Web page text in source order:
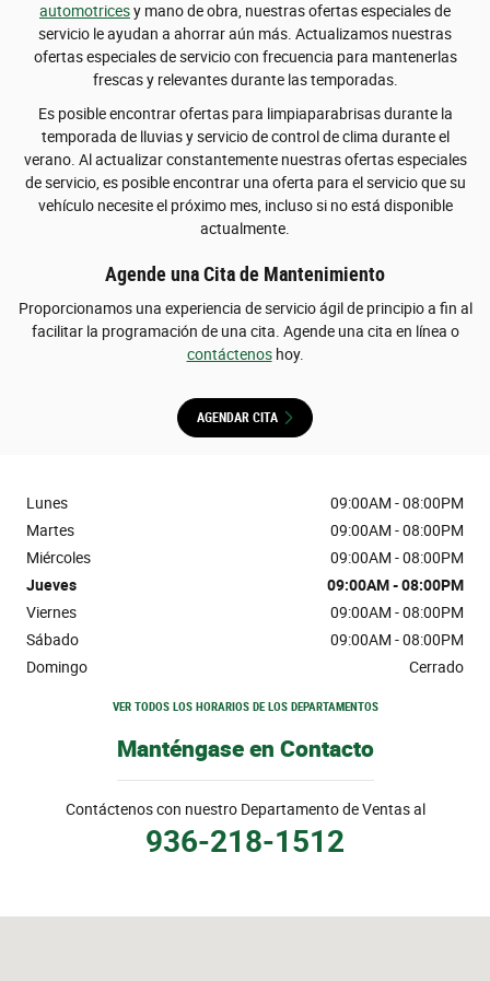
automotricesy mano de obra, nuestras ofertas especiales de
servicio le ayudan a ahorrar aún más. Actualizamos nuestras
ofertas especiales de servicio con frecuencia para mantenerlas
frescas y relevantes durante las temporadas.
Es posible encontrar ofertas para limpiaparabrisas durante la
temporada de lluvias y servicio de control de clima durante el
verano. Al actualizar constantemente nuestras ofertas especiales
de servicio, es posible encontrar una oferta para el servicio que su
vehículo necesite el próximo mes, incluso si no está disponible
actualmente.
Agende una Cita de Mantenimiento
Proporcionamos una experiencia de servicio ágil de principio a fin al
facilitar la programación de una cita. Agende una cita en línea o
contáctenoshoy.
AGENDAR CITA
Lunes
09:00AM - 08:00PM
Martes
09:00AM - 08:00PM
Miércoles
09:00AM - 08:00PM
Jueves
09:00AM - 08:00PM
Viernes
09:00AM - 08:00PM
Sábado
09:00AM - 08:00PM
Domingo
Cerrado
VER TODOS LOS HORARIOS DE LOS DEPARTAMENTOS
Manténgase en Contacto
Contáctenos con nuestro Departamento de Ventas al
936-218-1512